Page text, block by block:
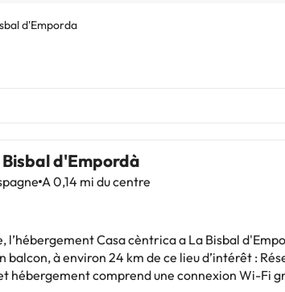
d'Emporda
d'Empordà
A 0,14 mi du centre
l’hébergement Casa cèntrica a La Bisbal
balcon, à environ 24 km de ce lieu d’intérêt :
hébergement comprend une connexion Wi-Fi